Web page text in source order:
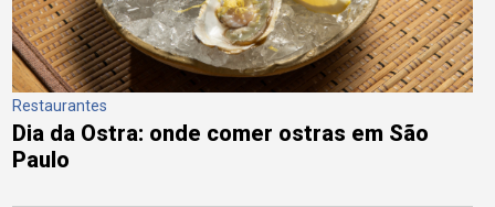
Restaurantes
Dia da Ostra: onde comer ostras em São
Paulo